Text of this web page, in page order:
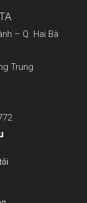
– Q. Hai Bà
Trung